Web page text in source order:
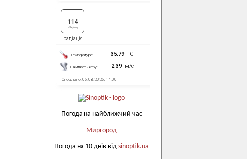
Погода на найближчий час
Миргород
Погода на 10 днів від sinoptik.ua